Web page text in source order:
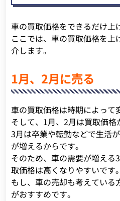
車の買取価格をできるだけ上
ここでは、車の買取価格を
介します。
1月、2月に売る
車の買取価格は時期によって
そして、1月、2月は買取価格
3月は卒業や転勤などで生活
が増えるからです。
そのため、車の需要が増える
取価格は高くなりやすいです。
もし、車の売却も考えている
がおすすめです。